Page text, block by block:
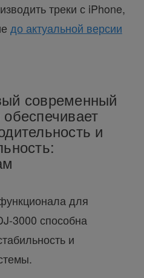
треки с iPhone,
до актуальной версии
современный
и
для
3000 способна
и